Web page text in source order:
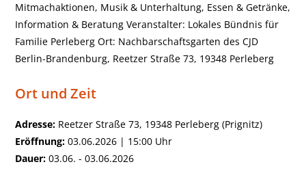
Mitmachaktionen, Musik & Unterhaltung, Essen & Getränke,
Information & Beratung Veranstalter: Lokales Bündnis für
Familie Perleberg Ort: Nachbarschaftsgarten des CJD
Berlin-Brandenburg, Reetzer Straße 73, 19348 Perleberg
Ort und Zeit
Adresse: Reetzer Straße 73, 19348 Perleberg (Prignitz)
Eröffnung: 03.06.2026 | 15:00 Uhr
Dauer: 03.06. - 03.06.2026